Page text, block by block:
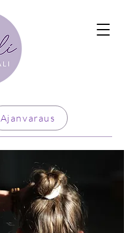
Ajanvaraus